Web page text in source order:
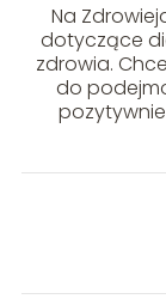
Na
dotyczące
zdrowia.
do